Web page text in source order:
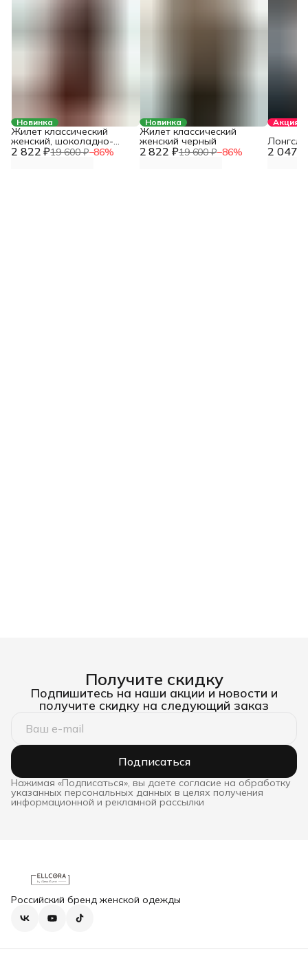
Новинка
2 822 ₽19 600 ₽−86%
Жилет классический
женский, шоколадно-
коричневый
Новинка
2 822 ₽19 600 ₽−86%
Жилет классический
женский черный
Акция
2 047 ₽
Получите скидку
Подпишитесь на наши акции и новости и
получите скидку на следующий заказ
Подписаться
Нажимая «Подписаться», вы даете согласие на обработку
указанных персональных данных в целях получения
информационной и рекламной рассылки
Российский бренд женской одежды